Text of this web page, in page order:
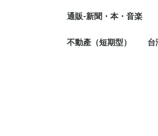
旅行
芸能
イベント
通販-新聞・本・音楽
新聞紙購入
台湾新聞広告
通訳・翻訳サービス
取材依頼
撮影依頼
寄付
本
CD・DVD
その他
不動產（短期型） 台